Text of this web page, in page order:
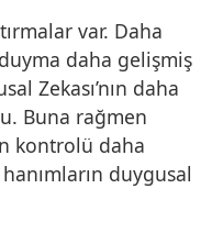
var. Daha
daha gelişmiş
Zekası’nın daha
Buna rağmen
kontrolü daha
duygusal